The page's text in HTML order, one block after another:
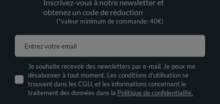
Inscrivez-vous à notre newsletter et
obtenez un code de réduction
(*valeur minimum de commande: 40€)
Entrez votre email
Je souhaite recevoir des newsletters par e-mail. Je peux me
désabonner à tout moment. Les conditions d’utilisation se
trouvent dans les CGU, et les informations concernant le
traitement des données dans la Politique de confidentialité.